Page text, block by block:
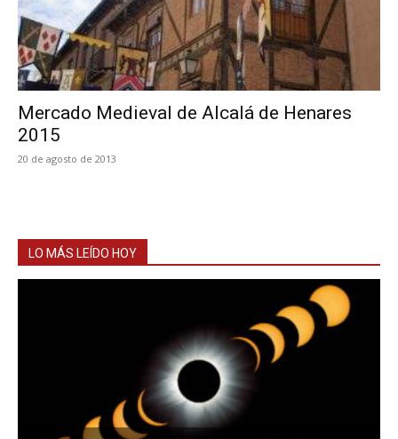
Mercado Medieval de Alcalá de Henares
2015
20 de agosto de 2013
LO MÁS LEÍDO HOY